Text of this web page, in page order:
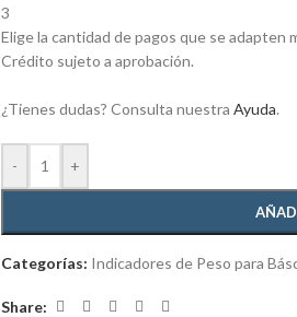
3
Elige la cantidad de pagos que se adapten
Crédito sujeto a aprobación.
¿Tienes dudas? Consulta nuestra Ayuda.
- +
Categorías: Indicadores de Peso para
Share: